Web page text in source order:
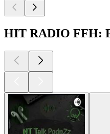
HIT RADIO FFH: